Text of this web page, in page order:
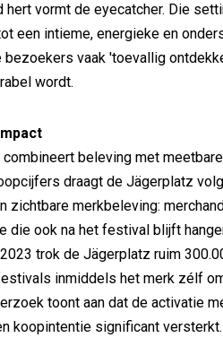
hert vormt de eyecatcher. Die
een intieme, energieke en
bezoekers vaak 'toevallig
wordt.
combineert beleving met
draagt de Jägerplatz
zichtbare merkbeleving:
die ook na het festival blijft
2023 trok de Jägerplatz ruim
inmiddels het merk zélf
toont aan dat de activatie
koopintentie significant versterkt.